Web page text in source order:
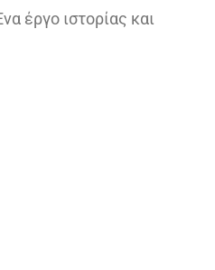
έργο ιστορίας και